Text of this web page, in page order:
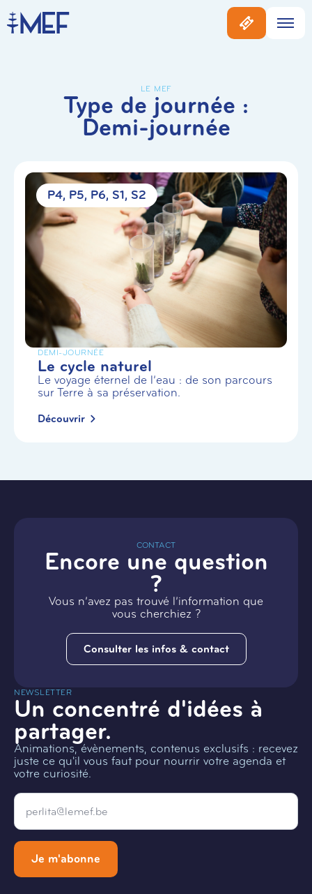
LE MEF
Type de journée :
Demi-journée
P4 P5 P6 S1 S2
DEMI-JOURNÉE
Le cycle naturel
Le voyage éternel de l’eau : de son parcours
sur Terre à sa préservation.
Découvrir
CONTACT
Encore une question
?
Vous n’avez pas trouvé l’information que
vous cherchiez ?
Consulter les infos & contact
NEWSLETTER
Un concentré d'idées à
partager.
Animations, évènements, contenus exclusifs : recevez
juste ce qu'il vous faut pour nourrir votre agenda et
votre curiosité.
Email
Je m'abonne